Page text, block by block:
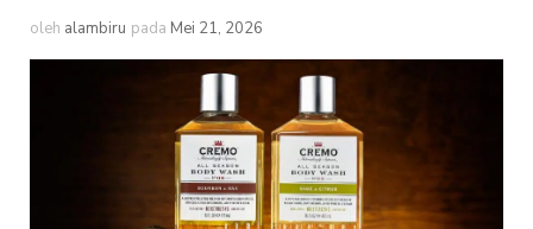
oleh alambiru pada Mei 21, 2026